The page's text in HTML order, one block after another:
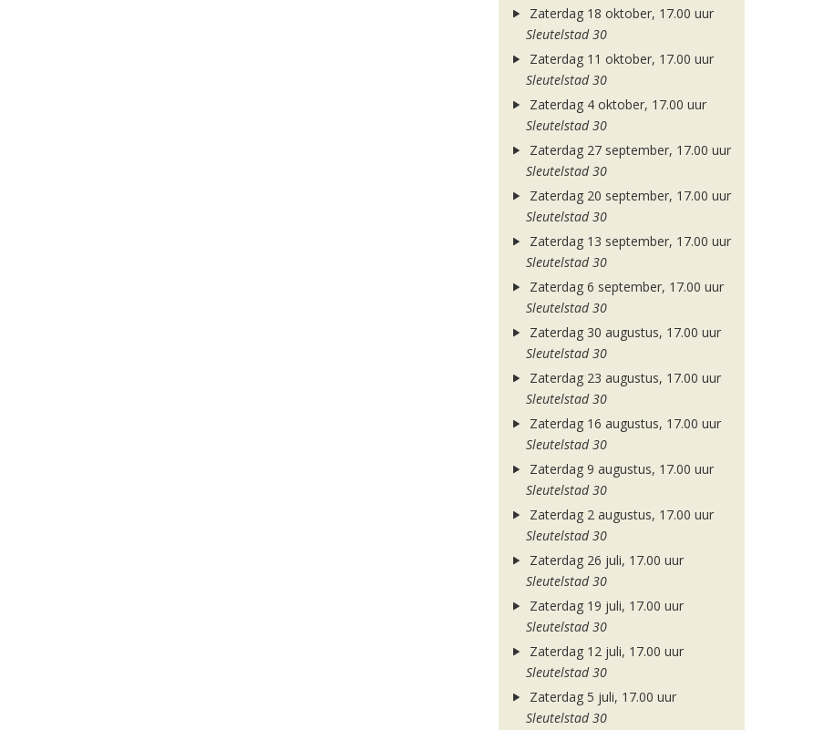
Zaterdag 18 oktober, 17.00 uur
Sleutelstad 30
Zaterdag 11 oktober, 17.00 uur
Sleutelstad 30
Zaterdag 4 oktober, 17.00 uur
Sleutelstad 30
Zaterdag 27 september, 17.00 uur
Sleutelstad 30
Zaterdag 20 september, 17.00 uur
Sleutelstad 30
Zaterdag 13 september, 17.00 uur
Sleutelstad 30
Zaterdag 6 september, 17.00 uur
Sleutelstad 30
Zaterdag 30 augustus, 17.00 uur
Sleutelstad 30
Zaterdag 23 augustus, 17.00 uur
Sleutelstad 30
Zaterdag 16 augustus, 17.00 uur
Sleutelstad 30
Zaterdag 9 augustus, 17.00 uur
Sleutelstad 30
Zaterdag 2 augustus, 17.00 uur
Sleutelstad 30
Zaterdag 26 juli, 17.00 uur
Sleutelstad 30
Zaterdag 19 juli, 17.00 uur
Sleutelstad 30
Zaterdag 12 juli, 17.00 uur
Sleutelstad 30
Zaterdag 5 juli, 17.00 uur
Sleutelstad 30